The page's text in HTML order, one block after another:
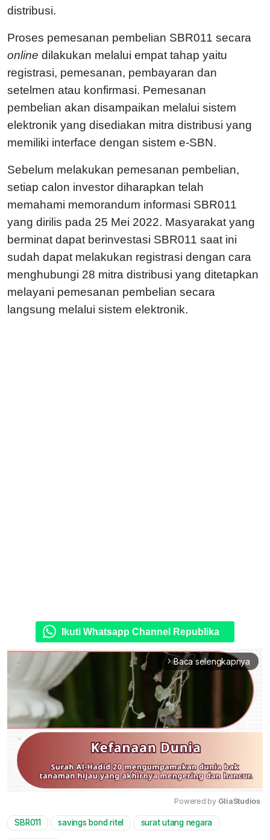
distribusi.
Proses pemesanan pembelian SBR011 secara
online dilakukan melalui empat tahap yaitu
registrasi, pemesanan, pembayaran dan
setelmen atau konfirmasi. Pemesanan
pembelian akan disampaikan melalui sistem
elektronik yang disediakan mitra distribusi yang
memiliki interface dengan sistem e-SBN.
Sebelum melakukan pemesanan pembelian,
setiap calon investor diharapkan telah
memahami memorandum informasi SBR011
yang dirilis pada 25 Mei 2022. Masyarakat yang
berminat dapat berinvestasi SBR011 saat ini
sudah dapat melakukan registrasi dengan cara
menghubungi 28 mitra distribusi yang ditetapkan
melayani pemesanan pembelian secara
langsung melalui sistem elektronik.
Ikuti Whatsapp Channel Republika
arrow_forward_ios Baca selengkapnya
Mute
Powered by GliaStudios
SBR011 savings bond ritel surat utang negara